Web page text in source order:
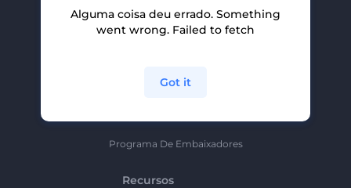
Programa De Afiliados
Programa De Embaixadores
Recursos
Alguma coisa deu errado. Something
went wrong. Failed to fetch
Got it